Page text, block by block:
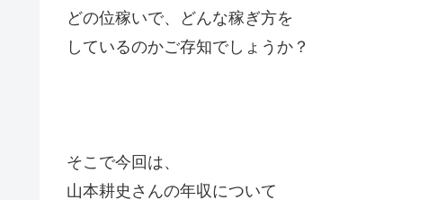
どの位稼いで、どんな稼ぎ方を
しているのかご存知でしょうか？
そこで今回は、
山本耕史さんの年収について